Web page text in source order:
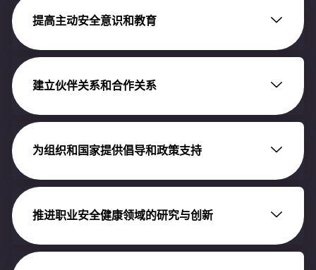
提高主动安全意识和教育
建立伙伴关系和合作关系
为组织和国家提供倡导和政策支持
推进职业安全健康领域的研究与创新